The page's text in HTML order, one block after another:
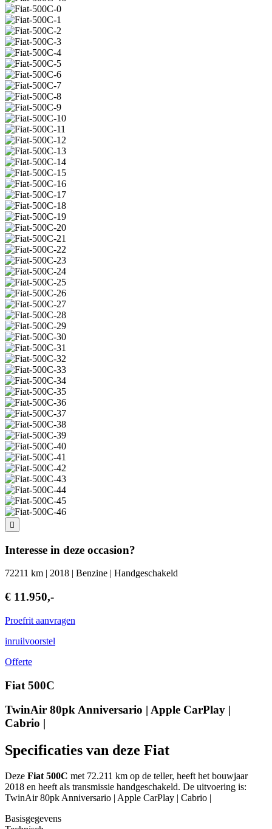
Interesse in deze occasion?
72211 km | 2018 | Benzine | Handgeschakeld
€ 11.950,-
Proefrit aanvragen
inruilvoorstel
Offerte
Fiat 500C
TwinAir 80pk Anniversario | Apple CarPlay |
Cabrio |
Specificaties van deze Fiat
Deze Fiat 500C met 72.211 km op de teller, heeft het bouwjaar
2018 en heeft als transmissie handgeschakeld. De uitvoering is:
TwinAir 80pk Anniversario | Apple CarPlay | Cabrio |
Basisgegevens